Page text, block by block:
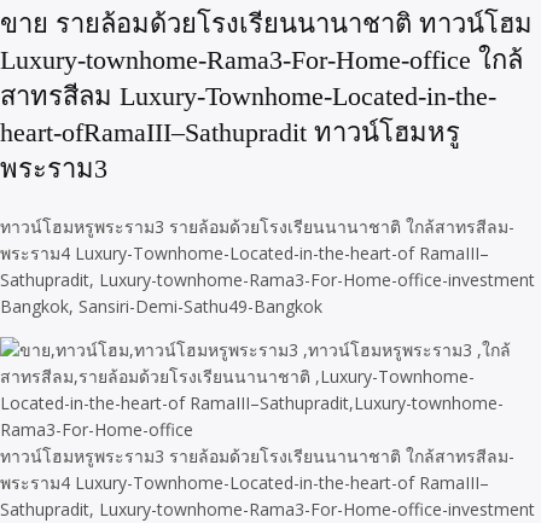
ขาย รายล้อมด้วยโรงเรียนนานาชาติ ทาวน์โฮม
Luxury-townhome-Rama3-For-Home-office ใกล้
สาทรสีลม Luxury-Townhome-Located-in-the-
heart-ofRamaIII–Sathupradit ทาวน์โฮมหรู
พระราม3
ทาวน์โฮมหรูพระราม3 รายล้อมด้วยโรงเรียนนานาชาติ ใกล้สาทรสีลม-
พระราม4 Luxury-Townhome-Located-in-the-heart-of RamaIII–
Sathupradit, Luxury-townhome-Rama3-For-Home-office-investment
Bangkok, Sansiri-Demi-Sathu49-Bangkok
ทาวน์โฮมหรูพระราม3 รายล้อมด้วยโรงเรียนนานาชาติ ใกล้สาทรสีลม-
พระราม4 Luxury-Townhome-Located-in-the-heart-of RamaIII–
Sathupradit, Luxury-townhome-Rama3-For-Home-office-investment